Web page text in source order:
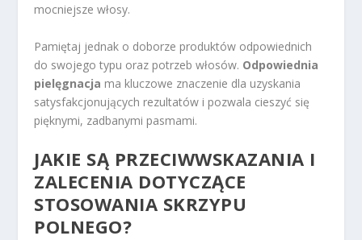
mocniejsze włosy.
Pamiętaj jednak o doborze produktów odpowiednich
do swojego typu oraz potrzeb włosów. Odpowiednia
pielęgnacja ma kluczowe znaczenie dla uzyskania
satysfakcjonujących rezultatów i pozwala cieszyć się
pięknymi, zadbanymi pasmami.
JAKIE SĄ PRZECIWWSKAZANIA I
ZALECENIA DOTYCZĄCE
STOSOWANIA SKRZYPU
POLNEGO?